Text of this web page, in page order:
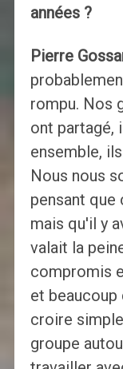
années ?
Pierre
rompu. Nos
ont partagé,
ensemble,
Nous nous
pensant que
mais qu'il y
valait la
compromis
et beaucoup
croire
groupe